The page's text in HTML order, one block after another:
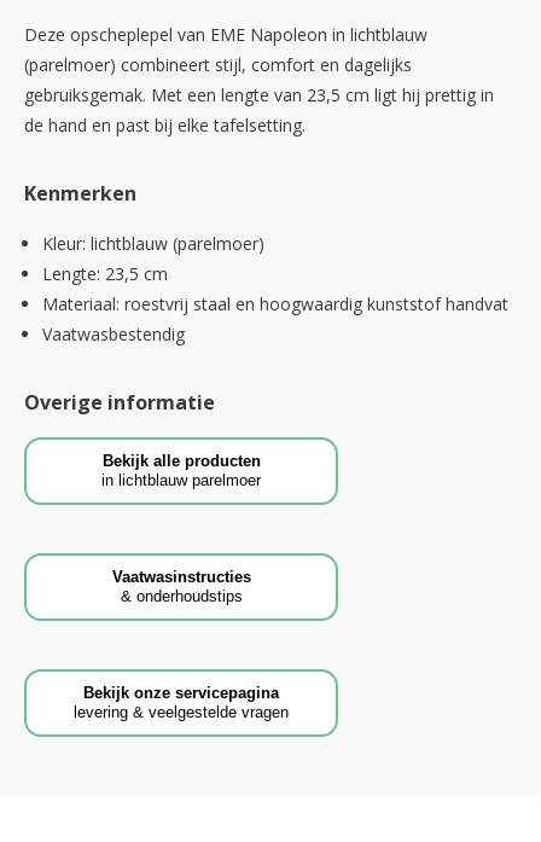
Deze opscheplepel van EME Napoleon in lichtblauw
(parelmoer) combineert stijl, comfort en dagelijks
gebruiksgemak. Met een lengte van 23,5 cm ligt hij prettig in
de hand en past bij elke tafelsetting.
Kenmerken
Kleur: lichtblauw (parelmoer)
Lengte: 23,5 cm
Materiaal: roestvrij staal en hoogwaardig kunststof handvat
Vaatwasbestendig
Overige informatie
Bekijk alle producten
in lichtblauw parelmoer
Vaatwasinstructies
& onderhoudstips
Bekijk onze servicepagina
levering & veelgestelde vragen